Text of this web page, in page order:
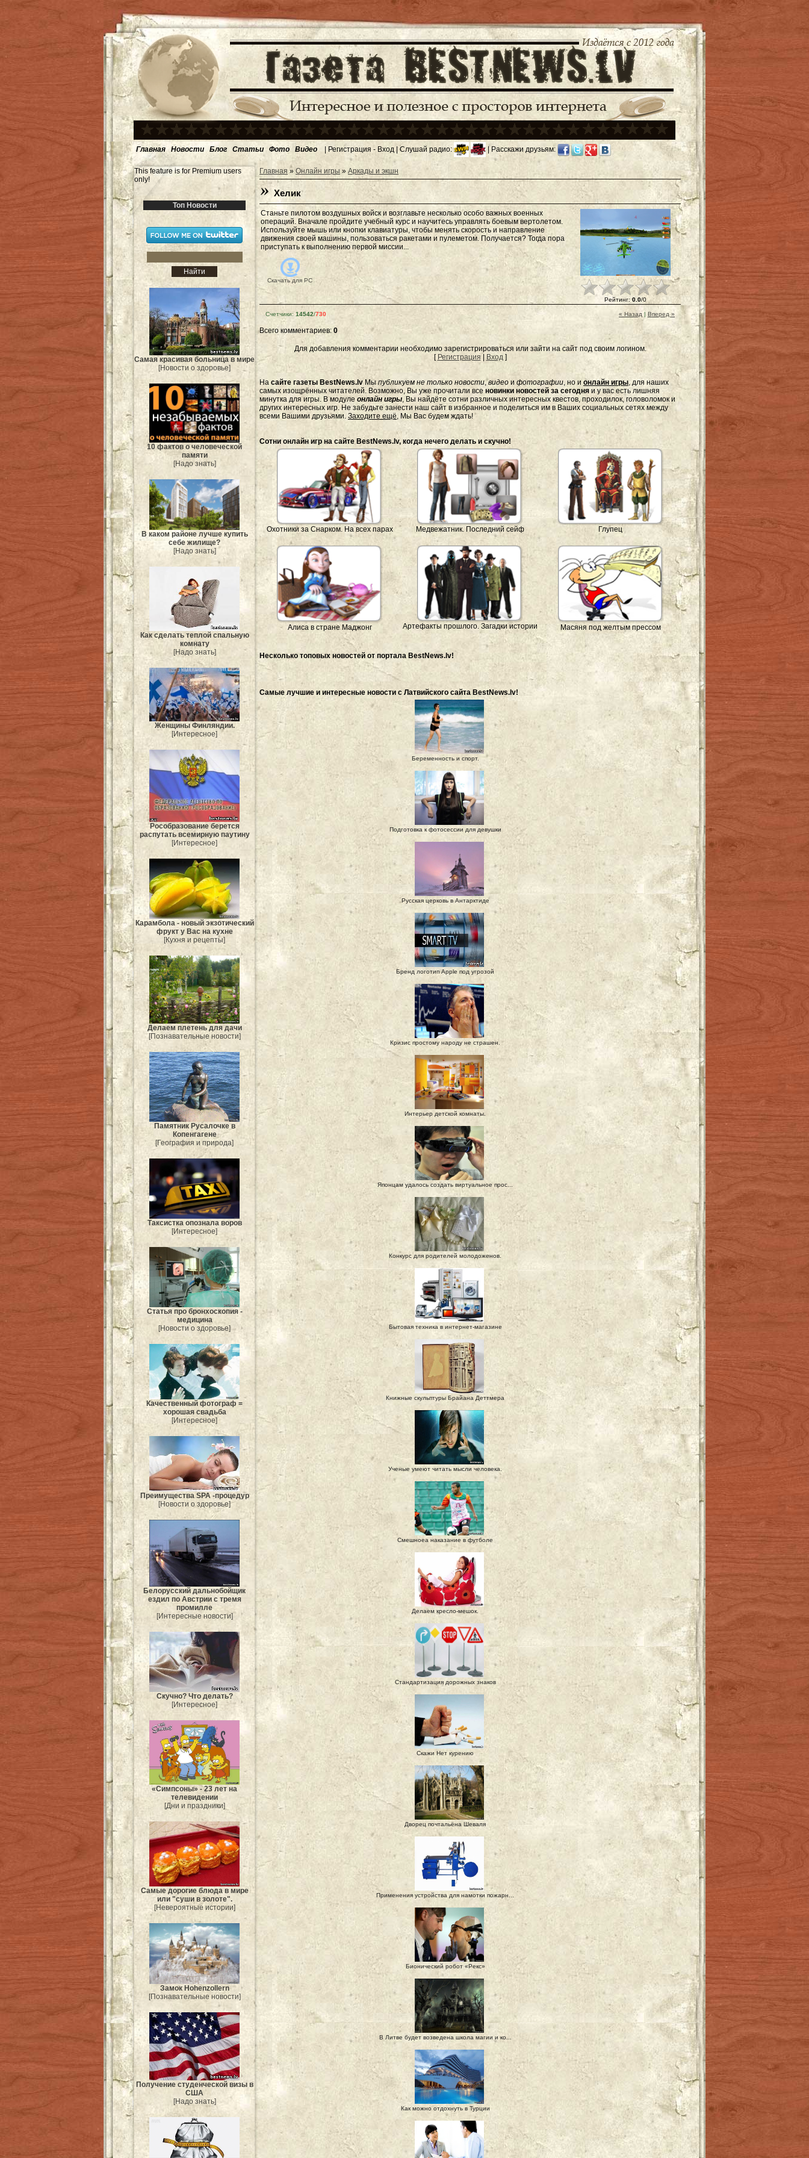
Главная Новости Блог Статьи Фото Видео | Регистрация - Вход | Слушай радио: | Расскажи друзьям:
This feature is for Premium users
only!
Топ Новости
Самая красивая больница в мире
[Новости о здоровье]
10 фактов о человеческой
памяти
[Надо знать]
В каком районе лучше купить
себе жилище?
[Надо знать]
Как сделать теплой спальную
комнату
[Надо знать]
Женщины Финляндии.
[Интересное]
Рособразование берется
распутать всемирную паутину
[Интересное]
Карамбола - новый экзотический
фрукт у Вас на кухне
[Кухня и рецепты]
Делаем плетень для дачи
[Познавательные новости]
Памятник Русалочке в
Копенгагене
[География и природа]
Таксистка опознала воров
[Интересное]
Статья про бронхоскопия -
медицина
[Новости о здоровье]
Качественный фотограф =
хорошая свадьба
[Интересное]
Преимущества SPA -процедур
[Новости о здоровье]
Белорусский дальнобойщик
ездил по Австрии с тремя
промилле
[Интересные новости]
Скучно? Что делать?
[Интересное]
«Симпсоны» - 23 лет на
телевидении
[Дни и праздники]
Самые дорогие блюда в мире
или "суши в золоте".
[Невероятные истории]
Замок Hohenzollern
[Познавательные новости]
Получение студенческой визы в
США
[Надо знать]
Главная » Онлайн игры » Аркады и экшн
Хелик
Станьте пилотом воздушных войск и возглавьте несколько особо важных военных
операций. Вначале пройдите учебный курс и научитесь управлять боевым вертолетом.
Используйте мышь или кнопки клавиатуры, чтобы менять скорость и направление
движения своей машины, пользоваться ракетами и пулеметом. Получается? Тогда пора
приступать к выполнению первой миссии...
Скачать для PC
Рейтинг: 0.0/0
« Назад | Вперед »
Счетчики: 14542/730
Всего комментариев: 0
Для добавления комментарии необходимо зарегистрироваться или зайти на сайт под своим логином.
[ Регистрация Вход]
На сайте газеты BestNews.lvМыпубликуем не только новости,видео и фотографии, но и онлайн игры, для наших
самых изощрённых читателей. Возможно, Вы уже прочитали всеновинки новостей за сегодня и у вас есть лишняя
минутка для игры. В модуле онлайн игры, Вы найдёте сотни различных интересных квестов, проходилок, головоломок и
других интересных игр. Не забудьте занести наш сайт в избранное и поделиться им в Ваших социальных сетях между
всеми Вашими друзьями. Заходите ещё, Мы Вас будем ждать!
Сотни онлайн игр на сайте BestNews.lv, когда нечего делать и скучно!
Охотники за Снарком. На всех парах Медвежатник. Последний сейф Глупец
Алиса в стране Маджонг Артефакты прошлого. Загадки истории Масяня под желтым прессом
Несколько топовых новостей от портала BestNews.lv!
Самые лучшие и интересные новости с Латвийского сайта BestNews.lv!
Беременность и спорт.
Подготовка к фотосессии для девушки
Русская церковь в Антарктиде
Бренд логотип Apple под угрозой
Кризис простому народу не страшен.
Интерьер детской комнаты.
Японцам удалось создать виртуальное прос...
Конкурс для родителей молодоженов.
Бытовая техника в интернет-магазине
Книжные скульптуры Брайана Деттмера
Ученые умеют читать мысли человека.
Смешноеа наказание в футболе
Делаем кресло-мешок.
Стандартизация дорожных знаков
Скажи Нет курению
Дворец почтальёна Шеваля
Применения устройства для намотки пожарн...
Бионический робот «Рекс»
В Литве будет возведена школа магии и ко...
Как можно отдохнуть в Турции